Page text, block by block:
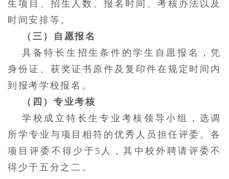
生项目、招生人数、报名时间、考核办法以及
时间安排等。
（三）自愿报名
具备特长生招生条件的学生自愿报名，凭
身份证、获奖证书原件及复印件在规定时间内
到报考学校报名。
（四）专业考核
学校成立特长生专业考核领导小组，选调
所学专业与项目相符的优秀人员担任评委。各
项目评委不得少于 5人，其中校外聘请评委不
得少于五分之二。